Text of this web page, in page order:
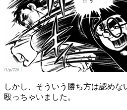
しかし、そういう勝ち方は認めな
殴っちゃいました。